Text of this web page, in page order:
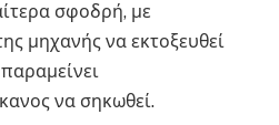
σφοδρή, με
μηχανής να εκτοξευθεί
να σηκωθεί.